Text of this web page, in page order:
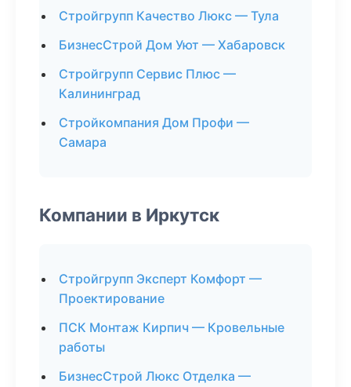
Стройгрупп Качество Люкс — Тула
БизнесСтрой Дом Уют — Хабаровск
Стройгрупп Сервис Плюс —
Калининград
Стройкомпания Дом Профи —
Самара
Компании в Иркутск
Стройгрупп Эксперт Комфорт —
Проектирование
ПСК Монтаж Кирпич — Кровельные
работы
БизнесСтрой Люкс Отделка —